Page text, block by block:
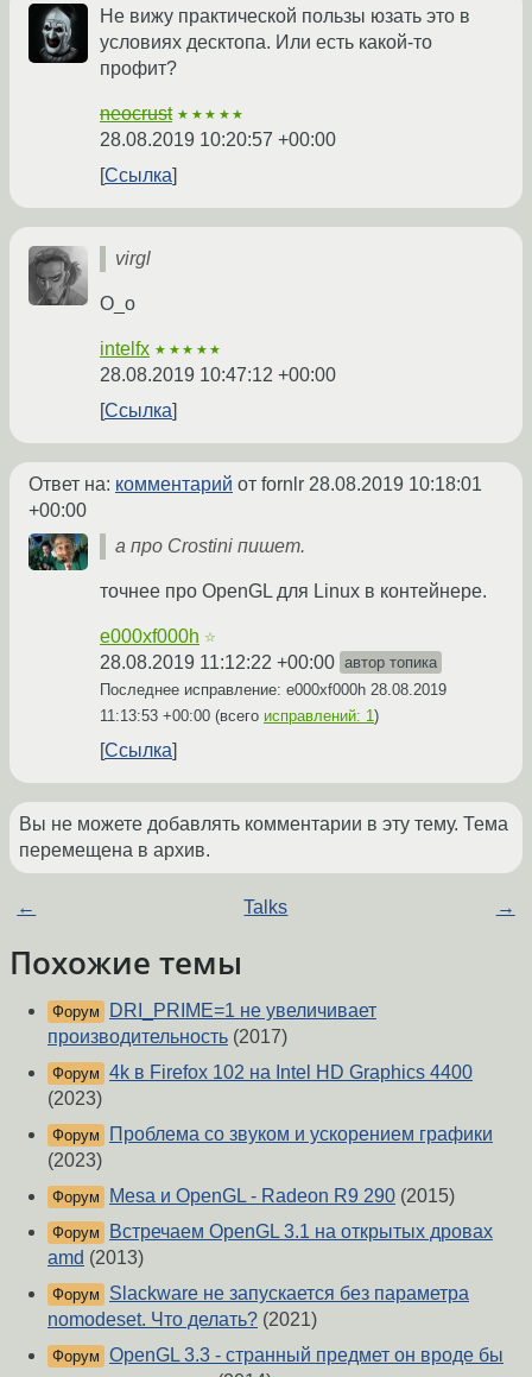
Не вижу практической пользы юзать это в
условиях десктопа. Или есть какой-то
профит?
neocrust ★★★★★
28.08.2019 10:20:57 +00:00
Ссылка
virgl
O_o
intelfx ★★★★★
28.08.2019 10:47:12 +00:00
Ссылка
Ответ на: комментарий от fornlr 28.08.2019 10:18:01
+00:00
а про Crostini пишет.
точнее про OpenGL для Linux в контейнере.
e000xf000h ☆
28.08.2019 11:12:22 +00:00 автор топика
Последнее исправление: e000xf000h 28.08.2019
11:13:53 +00:00 (всего исправлений: 1)
Ссылка
Вы не можете добавлять комментарии в эту тему. Тема
перемещена в архив.
← Talks →
Похожие темы
Форум
DRI_PRIME=1 не увеличивает
производительность (2017)
Форум 4k в Firefox 102 на Intel HD Graphics 4400
(2023)
Форум
Проблема со звуком и ускорением графики
(2023)
Форум Mesa и OpenGL - Radeon R9 290 (2015)
Форум
Встречаем OpenGL 3.1 на открытых дровах
amd (2013)
Форум
Slackware не запускается без параметра
nomodeset. Что делать? (2021)
Форум OpenGL 3.3 - странный предмет он вроде бы